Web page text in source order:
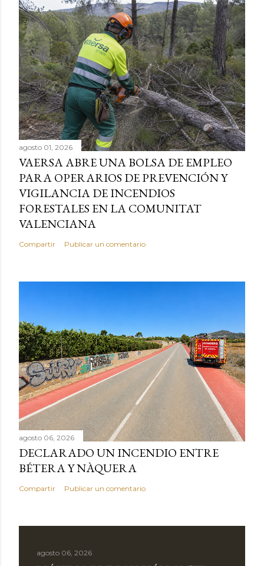
agosto 01, 2026
VAERSA ABRE UNA BOLSA DE EMPLEO
PARA OPERARIOS DE PREVENCIÓN Y
VIGILANCIA DE INCENDIOS
FORESTALES EN LA COMUNITAT
VALENCIANA
Compartir Publicar un comentario
agosto 06, 2026
DECLARADO UN INCENDIO ENTRE
BÉTERA Y NÀQUERA
Compartir Publicar un comentario
agosto 06, 2026